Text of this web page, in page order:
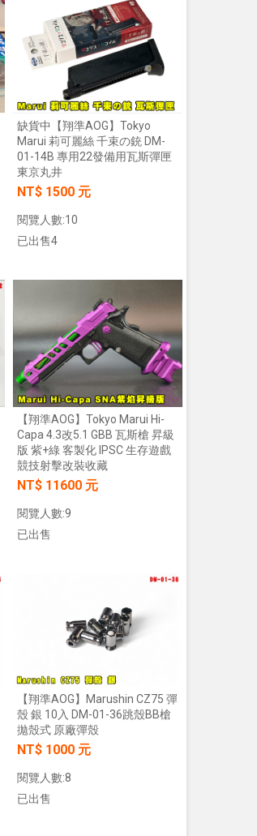
缺貨中【翔準AOG】Tokyo
Marui 莉可麗絲 千束の銃 DM-
01-14B 專用22發備用瓦斯彈匣
東京丸井
NT$ 1500 元
閱覽人數:10
已出售4
【翔準AOG】Tokyo Marui Hi-
Capa 4.3改5.1 GBB 瓦斯槍 昇級
版 紫+綠 客製化 IPSC 生存遊戲
競技射擊改裝收藏
NT$ 11600 元
閱覽人數:9
已出售
【翔準AOG】Marushin CZ75 彈
殼 銀 10入 DM-01-36跳殼BB槍
拋殼式 原廠彈殼
NT$ 1000 元
閱覽人數:8
已出售